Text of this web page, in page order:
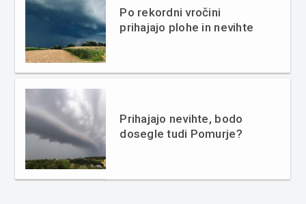
Po rekordni vročini
prihajajo plohe in nevihte
Prihajajo nevihte, bodo
dosegle tudi Pomurje?